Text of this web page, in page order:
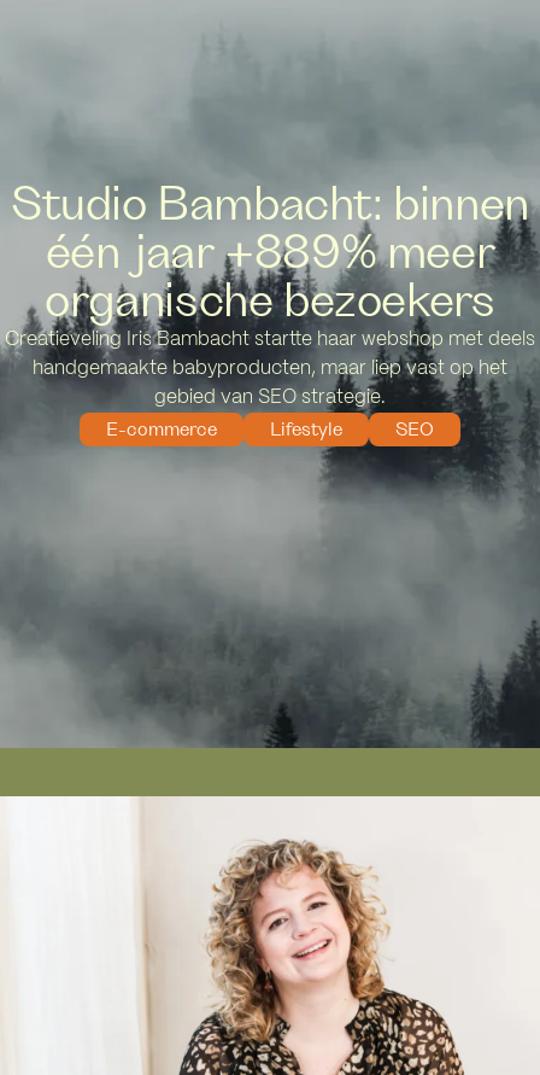
Studio Bambacht: binnen
één jaar +889% meer
organische bezoekers
Creatieveling Iris Bambacht startte haar webshop met deels
handgemaakte babyproducten, maar liep vast op het
gebied van SEO strategie.
E-commerce Lifestyle SEO